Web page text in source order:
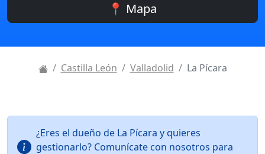
📍 Mapa
Castilla León Valladolid La Pícara
¿Eres el dueño de La Pícara y quieres
gestionarlo? Comunícate con nosotros para